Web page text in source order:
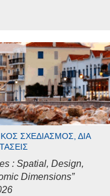
ΣΧΕΔΙΑΣΜΌΣ, ΔΙΆ
: Spatial, Design,
Dimensions”